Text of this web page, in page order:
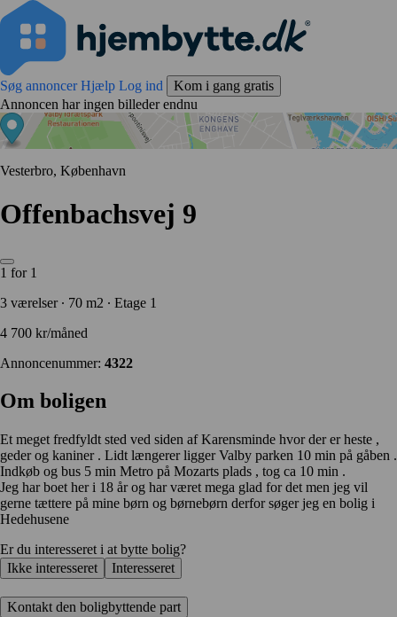
Søg annoncerHjælp Log ind
Kom i gang gratis
Annoncen har ingen billeder endnu
Vesterbro, København
Offenbachsvej 9
1 for 1
3 værelser ∙ 70 m2 ∙ Etage 1
4 700 kr/måned
Annoncenummer: 4322
Om boligen
Et meget fredfyldt sted ved siden af Karensminde hvor der er heste ,
geder og kaniner . Lidt længerer ligger Valby parken 10 min på gåben .
Indkøb og bus 5 min Metro på Mozarts plads , tog ca 10 min .
Jeg har boet her i 18 år og har været mega glad for det men jeg vil
gerne tættere på mine børn og børnebørn derfor søger jeg en bolig i
Hedehusene
Er du interesseret i at bytte bolig?
Ikke interesseret
Interesseret
Kontakt den boligbyttende part